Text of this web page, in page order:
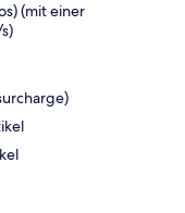
(mit einer